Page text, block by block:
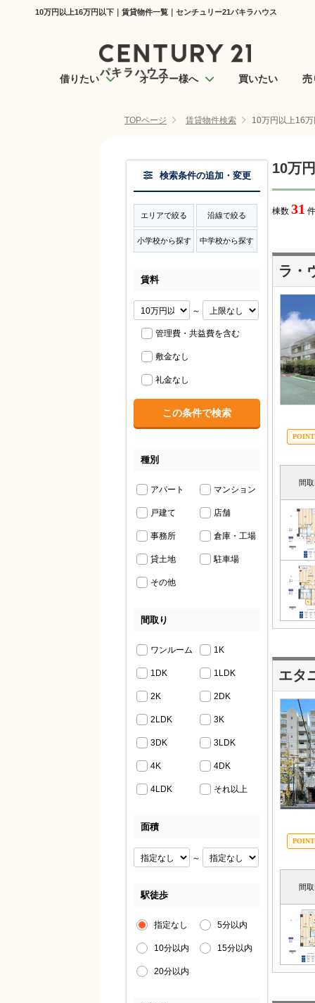
10万円以上16万円以下｜賃貸物件一覧｜センチュリー21パキラハウス
借りたい オーナー様へ 買いたい 売
TOPページ 賃貸物件検索 10万円以上16
10万
棟数 31
ラ・
間
エタ
間
検索条件の追加・変更
エリアで絞る 沿線で絞る
小学校から探す 中学校から探す
賃料
～
管理費・共益費を含む
敷金なし
礼金なし
種別
アパート マンション
戸建て 店舗
事務所 倉庫・工場
貸土地 駐車場
その他
間取り
ワンルーム 1K
1DK 1LDK
2K 2DK
2LDK 3K
3DK 3LDK
4K 4DK
4LDK それ以上
面積
～
駅徒歩
指定なし 5分以内
10分以内 15分以内
20分以内